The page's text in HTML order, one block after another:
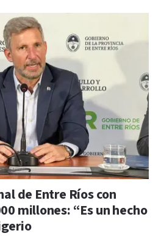
de Entre Ríos con
millones: “Es un hecho